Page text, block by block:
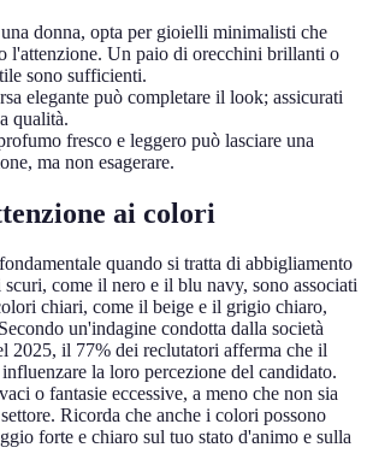
una donna, opta per gioielli minimalisti che
l'attenzione. Un paio di orecchini brillanti o
sono sufficienti.
elegante può completare il look; assicurati
qualità.
fresco e leggero può lasciare una
ma non esagerare.
ai colori
quando si tratta di abbigliamento
come il nero e il blu navy, sono associati
chiari, come il beige e il grigio chiaro,
un'indagine condotta dalla società
2025, il 77% dei reclutatori afferma che il
la loro percezione del candidato.
o fantasie eccessive, a meno che non sia
Ricorda che anche i colori possono
forte e chiaro sul tuo stato d'animo e sulla